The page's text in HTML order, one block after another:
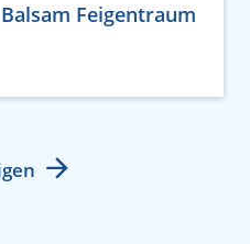
Feigentraum